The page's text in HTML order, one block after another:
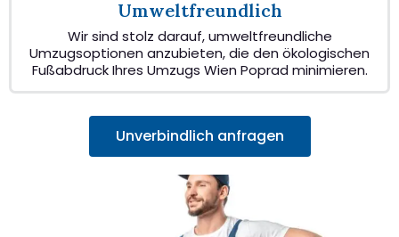
Umweltfreundlich
Wir sind stolz darauf, umweltfreundliche
Umzugsoptionen anzubieten, die den ökologischen
Fußabdruck Ihres Umzugs Wien Poprad minimieren.
Unverbindlich anfragen